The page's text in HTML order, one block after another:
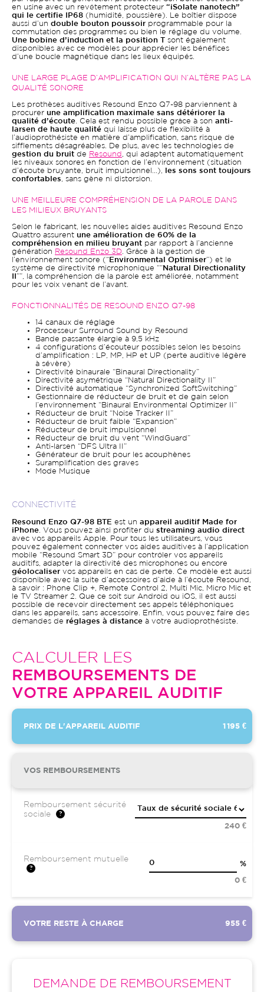
en usine avec un revêtement protecteur “iSolate nanotech”
qui le certifie IP68 (humidité, poussière). Le boîtier dispose
aussi d’un double bouton poussoir programmable pour la
commutation des programmes ou bien le réglage du volume.
Une bobine d’induction et la position T sont également
disponibles avec ce modèles pour apprécier les bénéfices
d’une boucle magnétique dans les lieux équipés.
UNE LARGE PLAGE D’AMPLIFICATION QUI N’ALTÈRE PAS LA
QUALITÉ SONORE
Les prothèses auditives Resound Enzo Q7-98 parviennent à
procurer une amplification maximale sans détériorer la
qualité d’écoute . Cela est rendu possible grâce à son anti-
larsen de haute qualité qui laisse plus de flexibilité à
l’audioprothésiste en matière d’amplification, sans risque de
sifflements désagréables. De plus, avec les technologies de
gestion du bruit de Resound
, qui adaptent automatiquement
les niveaux sonores en fonction de l’environnement (situation
d’écoute bruyante, bruit impulsionnel…),
les sons sont toujours
confortables , sans gène ni distorsion.
UNE MEILLEURE COMPRÉHENSION DE LA PAROLE DANS
LES MILIEUX BRUYANTS
Selon le fabricant, les nouvelles aides auditives Resound Enzo
Quattro assurent une amélioration de 60% de la
compréhension en milieu bruyant par rapport à l’ancienne
génération
Resound Enzo 3D . Grâce à la gestion de
l’environnement sonore (“Environmental Optimiser”) et le
système de directivité microphonique ““Natural Directionality
””, la compréhension de la parole est améliorée, notamment
pour les voix venant de l’avant.
FONCTIONNALITÉS DE RESOUND ENZO Q7-98
14 canaux de réglage
Processeur Surround Sound by Resound
Bande passante élargie à 9,5 kHz
4 configurations d’écouteur possibles selon les besoins
d’amplification : LP, MP, HP et UP (perte auditive légère
à sévère)
Directivité binaurale “Binaural Directionality”
Directivité asymétrique “Natural Directionality II”
Directivité automatique “Synchronized SoftSwitching”
Gestionnaire de réducteur de bruit et de gain selon
l’environnement “Binaural Environmental Optimizer II”
Réducteur de bruit “Noise Tracker II”
Réducteur de bruit faible “Expansion”
Réducteur de bruit impulsionnel
Réducteur de bruit du vent “WindGuard”
Anti-larsen “DFS Ultra II”
Générateur de bruit pour les acouphènes
Suramplification des graves
Mode Musique
CONNECTIVITÉ
Resound Enzo Q7-98 BTE est un appareil auditif Made for
iPhone . Vous pouvez ainsi profiter du streaming audio direct
avec vos appareils Apple. Pour tous les utilisateurs, vous
pouvez également connecter vos aides auditives à l’application
mobile “Resound Smart 3D” pour contrôler vos appareils
auditifs, adapter la directivité des microphones ou encore
géolocaliser vos appareils en cas de perte. Ce modèle est aussi
disponible avec la suite d’accessoires d’aide à l’écoute Resound,
à savoir : Phone Clip +, Remote Control 2, Multi Mic, Micro Mic et
le TV Streamer 2. Que ce soit sur Android ou iOS, il est aussi
possible de recevoir directement ses appels téléphoniques
dans les appareils, sans accessoire. Enfin, vous pouvez faire des
demandes de réglages à distance à votre audioprothésiste.
CALCULER LES
REMBOURSEMENTS DE
VOTRE APPAREIL AUDITIF
PRIX DE L'APPAREIL AUDITIF 1 195 €
VOS REMBOURSEMENTS
Remboursement sécurité
sociale
240 €
Remboursement mutuelle
%
0 €
VOTRE RESTE À CHARGE 955 €
DEMANDE DE REMBOURSEMENT